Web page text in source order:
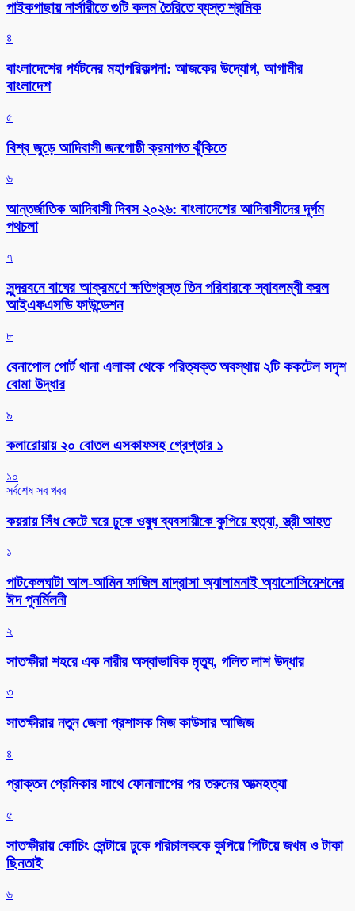
পাইকগাছায় নার্সারীতে গুটি কলম তৈরিতে ব্যস্ত শ্রমিক
৪
বাংলাদেশের পর্যটনের মহাপরিকল্পনা: আজকের উদ্যোগ, আগামীর
বাংলাদেশ
৫
বিশ্ব জুড়ে আদিবাসী জনগোষ্ঠী ক্রমাগত ঝুঁকিতে
৬
আন্তর্জাতিক আদিবাসী দিবস ২০২৬: বাংলাদেশের আদিবাসীদের দূর্গম
পথচলা
৭
সুন্দরবনে বাঘের আক্রমণে ক্ষতিগ্রস্ত তিন পরিবারকে স্বাবলম্বী করল
আইএফএসডি ফাউন্ডেশন
৮
বেনাপোল পোর্ট থানা এলাকা থেকে পরিত্যক্ত অবস্থায় ২টি ককটেল সদৃশ
বোমা উদ্ধার
৯
কলারোয়ায় ২০ বোতল এসকাফসহ গ্রেপ্তার ১
১০
সর্বশেষ সব খবর
কয়রায় সিঁধ কেটে ঘরে ঢুকে ওষুধ ব্যবসায়ীকে কুপিয়ে হত্যা, স্ত্রী আহত
১
পাটকেলঘাটা আল-আমিন ফাজিল মাদ্রাসা অ্যালামনাই অ্যাসোসিয়েশনের
ঈদ পুনর্মিলনী
২
সাতক্ষীরা শহরে এক নারীর অস্বাভাবিক মৃত্যু, গলিত লাশ উদ্ধার
৩
সাতক্ষীরার নতুন জেলা প্রশাসক মিজ কাউসার আজিজ
৪
প্রাক্তন প্রেমিকার সাথে ফোনালাপের পর তরুনের আত্মহত্যা
৫
সাতক্ষীরায় কোচিং সেন্টারে ঢুকে পরিচালককে কুপিয়ে পিটিয়ে জখম ও টাকা
ছিনতাই
৬